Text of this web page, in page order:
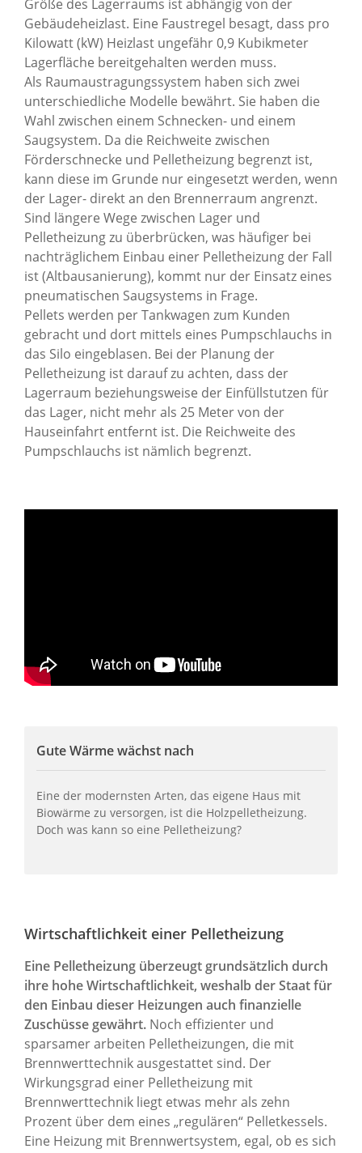
Größe des Lagerraums ist abhängig von der
Gebäudeheizlast. Eine Faustregel besagt, dass pro
Kilowatt (kW) Heizlast ungefähr 0,9 Kubikmeter
Lagerfläche bereitgehalten werden muss.
Als Raumaustragungssystem haben sich zwei
unterschiedliche Modelle bewährt. Sie haben die
Wahl zwischen einem Schnecken- und einem
Saugsystem. Da die Reichweite zwischen
Förderschnecke und Pelletheizung begrenzt ist,
kann diese im Grunde nur eingesetzt werden, wenn
der Lager- direkt an den Brennerraum angrenzt.
Sind längere Wege zwischen Lager und
Pelletheizung zu überbrücken, was häufiger bei
nachträglichem Einbau einer Pelletheizung der Fall
ist (Altbausanierung), kommt nur der Einsatz eines
pneumatischen Saugsystems in Frage.
Pellets werden per Tankwagen zum Kunden
gebracht und dort mittels eines Pumpschlauchs in
das Silo eingeblasen. Bei der Planung der
Pelletheizung ist darauf zu achten, dass der
Lagerraum beziehungsweise der Einfüllstutzen für
das Lager, nicht mehr als 25 Meter von der
Hauseinfahrt entfernt ist. Die Reichweite des
Pumpschlauchs ist nämlich begrenzt.
Gute Wärme wächst nach
Eine der modernsten Arten, das eigene Haus mit
Biowärme zu versorgen, ist die Holzpelletheizung.
Doch was kann so eine Pelletheizung?
Wirtschaftlichkeit einer Pelletheizung
Eine Pelletheizung überzeugt grundsätzlich durch
ihre hohe Wirtschaftlichkeit, weshalb der Staat für
den Einbau dieser Heizungen auch finanzielle
Zuschüsse gewährt. Noch effizienter und
sparsamer arbeiten Pelletheizungen, die mit
Brennwerttechnik ausgestattet sind. Der
Wirkungsgrad einer Pelletheizung mit
Brennwerttechnik liegt etwas mehr als zehn
Prozent über dem eines „regulären“ Pelletkessels.
Eine Heizung mit Brennwertsystem, egal, ob es sich